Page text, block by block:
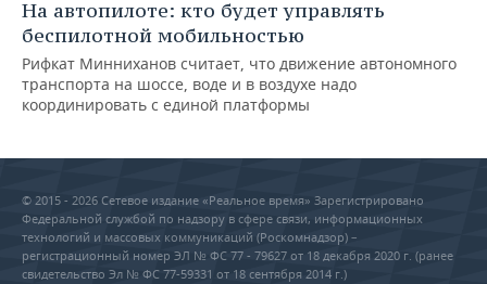
На автопилоте: кто будет управлять
беспилотной мобильностью
Рифкат Минниханов считает, что движение автономного
транспорта на шоссе, воде и в воздухе надо
координировать с единой платформы
© 2015 - 2026 Сетевое издание «Реальное время» Зарегистрировано
Федеральной службой по надзору в сфере связи, информационных
технологий и массовых коммуникаций (Роскомнадзор) –
регистрационный номер ЭЛ № ФС 77 - 79627 от 18 декабря 2020 г. (ранее
свидетельство Эл № ФС 77-59331 от 18 сентября 2014 г.)